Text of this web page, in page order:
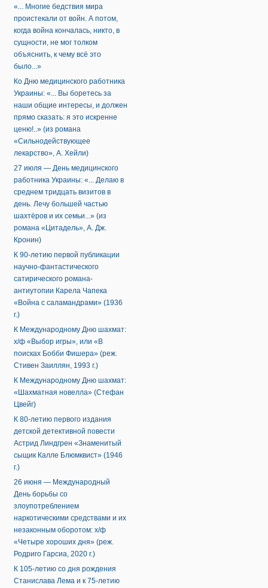
«... Многие бедствия мира
проистекали от войн. А потом,
когда война кончалась, никто, в
сущности, не мог толком
объяснить, к чему всё это
было...»
Ко Дню медицинского работника
Украины: «... Вы боретесь за
наши общие интересы, и должен
прямо сказать: я это искренне
ценю!..» (из романа
«Сильнодействующее
лекарство», А. Хейли)
27 июля — День медицинского
работника Украины: «... Делаю в
среднем тридцать визитов в
день. Лечу большей частью
шахтёров и их семьи...» (из
романа «Цитадель», А. Дж.
Кронин)
К 90-летию первой публикации
научно-фантастического
сатирического романа-
антиутопии Карела Чапека
«Война с саламандрами» (1936
г.)
К Международному Дню шахмат:
х/ф «Выбор игры», или «В
поисках Бобби Фишера» (реж.
Стивен Заиллян, 1993 г.)
К Международному Дню шахмат:
«Шахматная новелла» (Стефан
Цвейг)
К 80-летию первого издания
детской детективной повести
Астрид Линдгрен «Знаменитый
сыщик Калле Блюмквист» (1946
г.)
26 июня — Международный
День борьбы со
злоупотреблением
наркотическими средствами и их
незаконным оборотом: х/ф
«Четыре хороших дня» (реж.
Родриго Гарсиа, 2020 г.)
К 105-летию со дня рождения
Станислава Лема и к 75-летию